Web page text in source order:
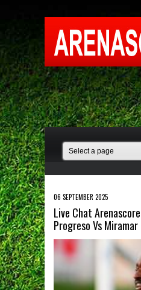
06 SEPTEMBER 2025
Live Chat
Progreso Vs